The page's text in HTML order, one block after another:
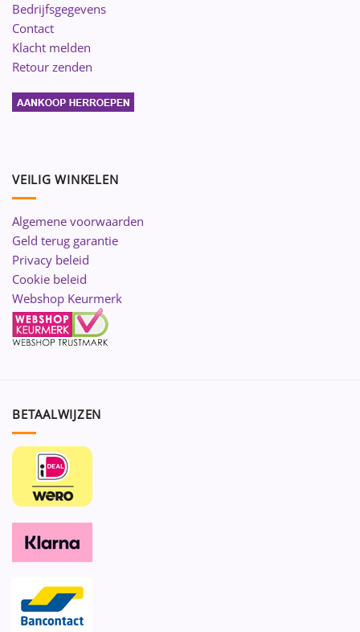
Bedrijfsgegevens
Contact
Klacht melden
Retour zenden
VEILIG WINKELEN
Algemene voorwaarden
Geld terug garantie
Privacy beleid
Cookie beleid
Webshop Keurmerk
BETAALWIJZEN